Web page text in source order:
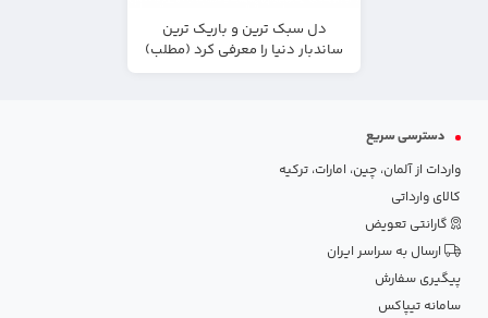
دل سبک ترین و باریک ترین
ساندبار دنیا را معرفی کرد (مطلب)
دسترسی سریع
واردات از آلمان، چین، امارات، ترکیه
کالای وارداتی
گارانتی تعویض
ارسال به سراسر ایران
پیگیری سفارش
سامانه تیپاکس